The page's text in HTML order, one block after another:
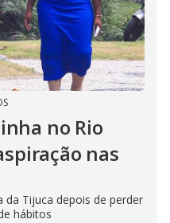
no Rio
nas
Tijuca depois de perder
hábitos